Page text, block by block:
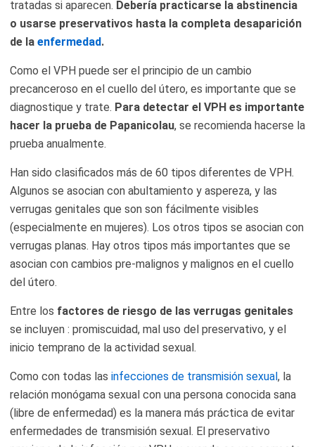
tratadas si aparecen. Debería practicarse la abstinencia
o usarse preservativos hasta la completa desaparición
de la enfermedad.
Como el VPH puede ser el principio de un cambio
precanceroso en el cuello del útero, es importante que se
diagnostique y trate. Para detectar el VPH es importante
hacer la prueba de Papanicolau, se recomienda hacerse la
prueba anualmente.
Han sido clasificados más de 60 tipos diferentes de VPH.
Algunos se asocian con abultamiento y aspereza, y las
verrugas genitales que son son fácilmente visibles
(especialmente en mujeres). Los otros tipos se asocian con
verrugas planas. Hay otros tipos más importantes que se
asocian con cambios pre-malignos y malignos en el cuello
del útero.
Entre los factores de riesgo de las verrugas genitales
se incluyen : promiscuidad, mal uso del preservativo, y el
inicio temprano de la actividad sexual.
Como con todas las infecciones de transmisión sexual, la
relación monógama sexual con una persona conocida sana
(libre de enfermedad) es la manera más práctica de evitar
enfermedades de transmisión sexual. El preservativo